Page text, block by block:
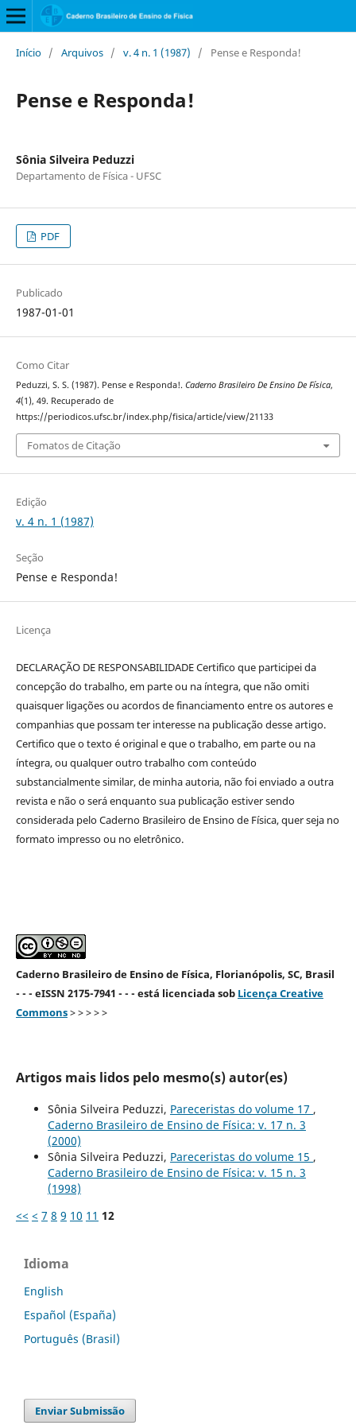
Início / Arquivos / v. 4 n. 1 (1987) / Pense e Responda!
Pense e Responda!
Sônia Silveira Peduzzi
Departamento de Física - UFSC
PDF
Publicado
1987-01-01
Como Citar
Peduzzi, S. S. (1987). Pense e Responda!. Caderno Brasileiro De Ensino De Física,
4(1), 49. Recuperado de
https://periodicos.ufsc.br/index.php/fisica/article/view/21133
Fomatos de Citação
Edição
v. 4 n. 1 (1987)
Seção
Pense e Responda!
Licença
DECLARAÇÃO DE RESPONSABILIDADE Certifico que participei da
concepção do trabalho, em parte ou na íntegra, que não omiti
quaisquer ligações ou acordos de financiamento entre os autores e
companhias que possam ter interesse na publicação desse artigo.
Certifico que o texto é original e que o trabalho, em parte ou na
íntegra, ou qualquer outro trabalho com conteúdo
substancialmente similar, de minha autoria, não foi enviado a outra
revista e não o será enquanto sua publicação estiver sendo
considerada pelo Caderno Brasileiro de Ensino de Física, quer seja no
formato impresso ou no eletrônico.
Caderno Brasileiro de Ensino de Física, Florianópolis, SC, Brasil
- - - eISSN 2175-7941 - - - está licenciada sob Licença Creative
Commons> > > > >
Artigos mais lidos pelo mesmo(s) autor(es)
Sônia Silveira Peduzzi, Pareceristas do volume 17 ,
Caderno Brasileiro de Ensino de Física: v. 17 n. 3
(2000)
Sônia Silveira Peduzzi, Pareceristas do volume 15 ,
Caderno Brasileiro de Ensino de Física: v. 15 n. 3
(1998)
<< < 7 8 9 10 11 12
Idioma
English
Español (España)
Português (Brasil)
Enviar Submissão